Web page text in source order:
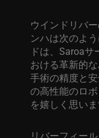
ウインドリバ
ンハは次のよ
ドは、 Saroaサ
おける革新的
手術の精度と
の高性能のロ
を嬉しく思いま
リバーフィー